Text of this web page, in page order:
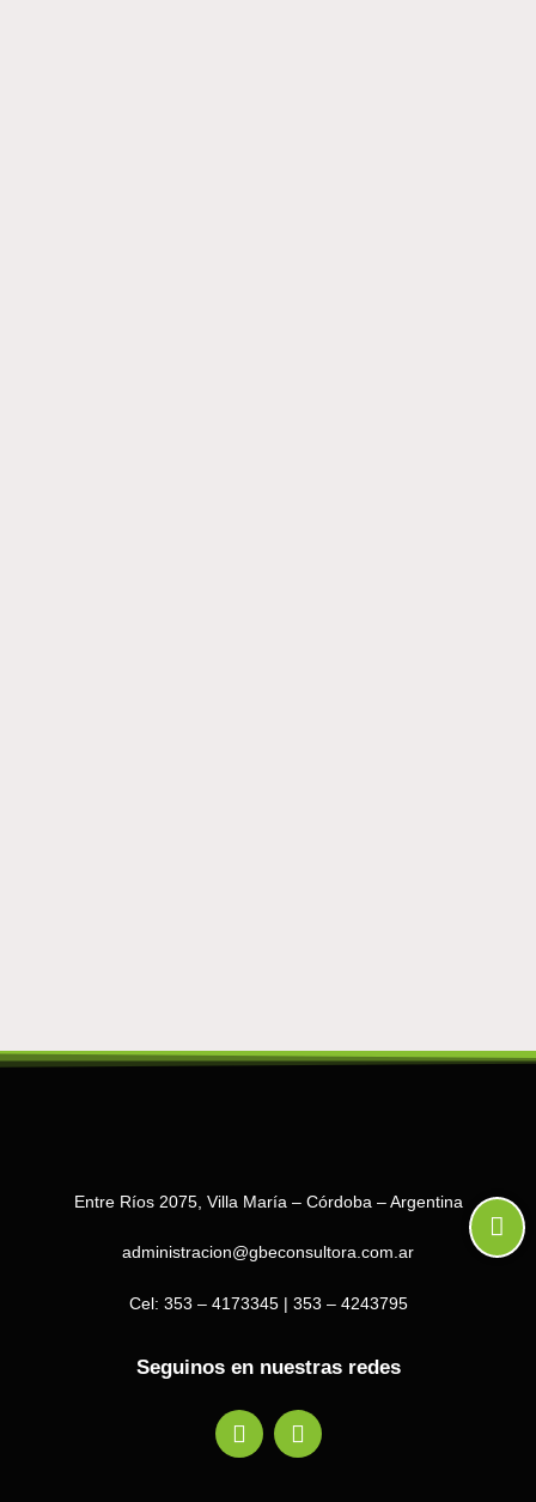
Entre Ríos 2075, Villa María – Córdoba – Argentina
administracion@gbeconsultora.com.ar
Cel: 353 – 4173345 | 353 – 4243795
Seguinos en nuestras redes
F
a
I
n